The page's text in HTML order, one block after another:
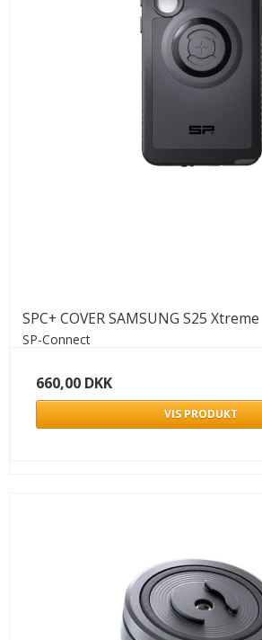
SPC+ COVER SAMSUNG S25 Xtreme
SP-Connect
660,00 DKK
VIS PRODUKT